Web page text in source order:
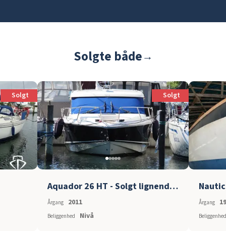
Solgte både→
Solgt Solgt
Aquador 26 HT - Solgt lignende søges
Årgang 2011
Beliggenhed Nivå
Årgang
Beliggenhed